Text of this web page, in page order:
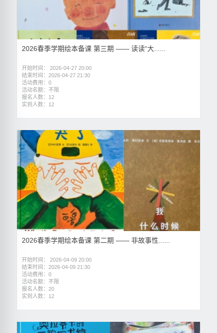
2026春季学期绘本备课 第三期 —— 读读“大......
开始时间： 2026-04-27 20:00
结束时间：2026-04-27 21:30
活动费用：0
活动名额：不限
报名人数：12
实到人数：12
2026春季学期绘本备课 第二期 —— 非故事性......
开始时间： 2026-04-09 20:00
结束时间：2026-04-09 21:30
活动费用：0
活动名额：不限
报名人数：20
实到人数：12